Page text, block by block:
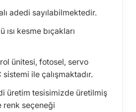
adedi sayılabilmektedir.
ısı kesme bıçakları
ünitesi, fotosel, servo
ile çalışmaktadır.
üretim tesisimizde üretilmiş
renk seçeneği